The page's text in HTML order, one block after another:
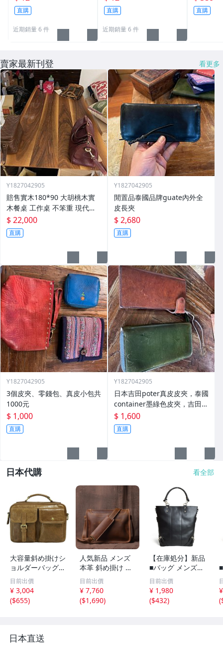
盜刷防竊資銀行卡片保護
晶片感應卡長短皮夾男女
錢包用
直購
近期銷量 6 件
刷測防竊資銀行卡片保護
晶片感應卡男女長短皮夾
錢包用
直購
近期銷量 6 件
袋男耐
直購
賣家最新刊登 看更多
Y1827042905
賠售實木180*90 大胡桃木實
木餐桌 工作桌 不笨重 現代設
計款 厚約8cm
$ 22,000
直購
Y1827042905
閒置品泰國品牌guate內外全
皮長夾
$ 2,680
直購
Y1827042905
3個皮夾、零錢包、真皮小包共
1000元
$ 1,000
直購
Y1827042905
日本吉田poter真皮皮夾，泰國
container墨綠色皮夾，吉田1
400泰國container品牌 1400
$ 1,600
直購
日本代購 看全部
大容量斜め掛けシ
ョルダーバッグブ
リーフケース多機
能ショルダーバッ
グ斜め掛けトート
バッグ牛革 ライ
目前出價
¥ 3,004
($655)
人気新品 メンズ
本革 斜め掛け メ
ッセンジャーバッ
グ カジュアル 牛
革 A4書類 アウト
ドア ビジネスバ
目前出價
¥ 7,760
($1,690)
【在庫処分】新品
■バッグ メンズ
トートバッグ 大
容量 2way ショル
ダーバッグ 軽量
ビジネス A4 B4
目前出價
¥ 1,980
($432)
(
日本直送